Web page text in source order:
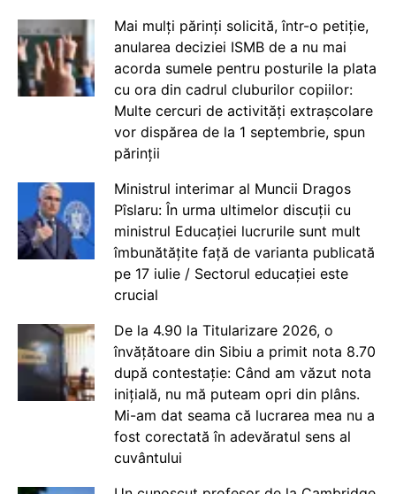
Mai mulți părinți solicită, într-o petiție,
anularea deciziei ISMB de a nu mai
acorda sumele pentru posturile la plata
cu ora din cadrul cluburilor copiilor:
Multe cercuri de activități extrașcolare
vor dispărea de la 1 septembrie, spun
părinții
Ministrul interimar al Muncii Dragos
Pîslaru: În urma ultimelor discuții cu
ministrul Educației lucrurile sunt mult
îmbunătățite față de varianta publicată
pe 17 iulie / Sectorul educației este
crucial
De la 4.90 la Titularizare 2026, o
învățătoare din Sibiu a primit nota 8.70
după contestație: Când am văzut nota
inițială, nu mă puteam opri din plâns.
Mi-am dat seama că lucrarea mea nu a
fost corectată în adevăratul sens al
cuvântului